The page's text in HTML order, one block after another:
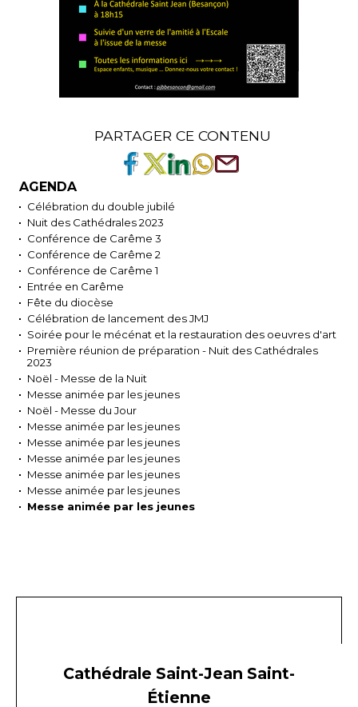
PARTAGER CE CONTENU
AGENDA
Célébration du double jubilé
Nuit des Cathédrales 2023
Conférence de Carême 3
Conférence de Carême 2
Conférence de Carême 1
Entrée en Carême
Fête du diocèse
Célébration de lancement des JMJ
Soirée pour le mécénat et la restauration des oeuvres d'art
Première réunion de préparation - Nuit des Cathédrales
2023
Noël - Messe de la Nuit
Messe animée par les jeunes
Noël - Messe du Jour
Messe animée par les jeunes
Messe animée par les jeunes
Messe animée par les jeunes
Messe animée par les jeunes
Messe animée par les jeunes
Messe animée par les jeunes
Cathédrale Saint-Jean Saint-
Étienne